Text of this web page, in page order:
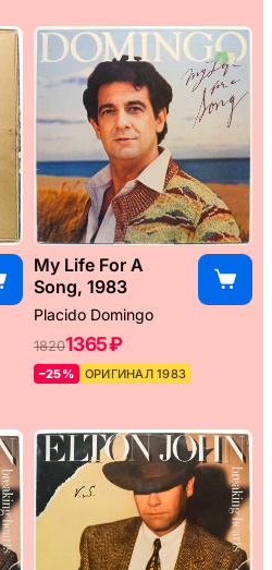
My Life For A
Song, 1983
Placido Domingo
18201365 ₽
–25% ОРИГИНАЛ 1983